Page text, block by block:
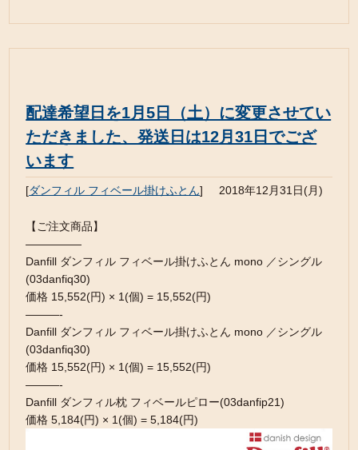
配達希望日を1月5日（土）に変更させてい
ただきました、発送日は12月31日でござ
います
[ダンフィル フィベール掛けふとん] 2018年12月31日(月)
【ご注文商品】
—————
Danfill ダンフィル フィベール掛けふとん mono ／シングル
(03danfiq30)
価格 15,552(円) × 1(個) = 15,552(円)
———-
Danfill ダンフィル フィベール掛けふとん mono ／シングル
(03danfiq30)
価格 15,552(円) × 1(個) = 15,552(円)
———-
Danfill ダンフィル枕 フィベールピロー(03danfip21)
価格 5,184(円) × 1(個) = 5,184(円)